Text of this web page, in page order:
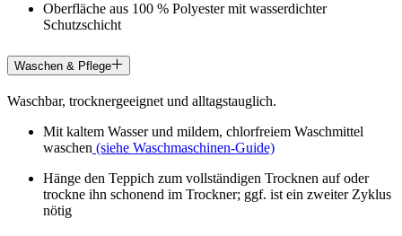
Oberfläche aus 100 % Polyester mit wasserdichter
Schutzschicht
Waschen & Pflege
Waschbar, trocknergeeignet und alltagstauglich.
Mit kaltem Wasser und mildem, chlorfreiem Waschmittel
waschen (siehe Waschmaschinen-Guide)
Hänge den Teppich zum vollständigen Trocknen auf oder
trockne ihn schonend im Trockner; ggf. ist ein zweiter Zyklus
nötig